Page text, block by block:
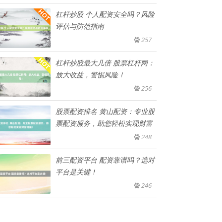
杠杆炒股 个人配资安全吗？风险
评估与防范指南
257
杠杆炒股最大几倍 股票杠杆网：
放大收益，警惕风险！
256
股票配资排名 黄山配资：专业股
票配资服务，助您轻松实现财富
248
前三配资平台 配资靠谱吗？选对
平台是关键！
246